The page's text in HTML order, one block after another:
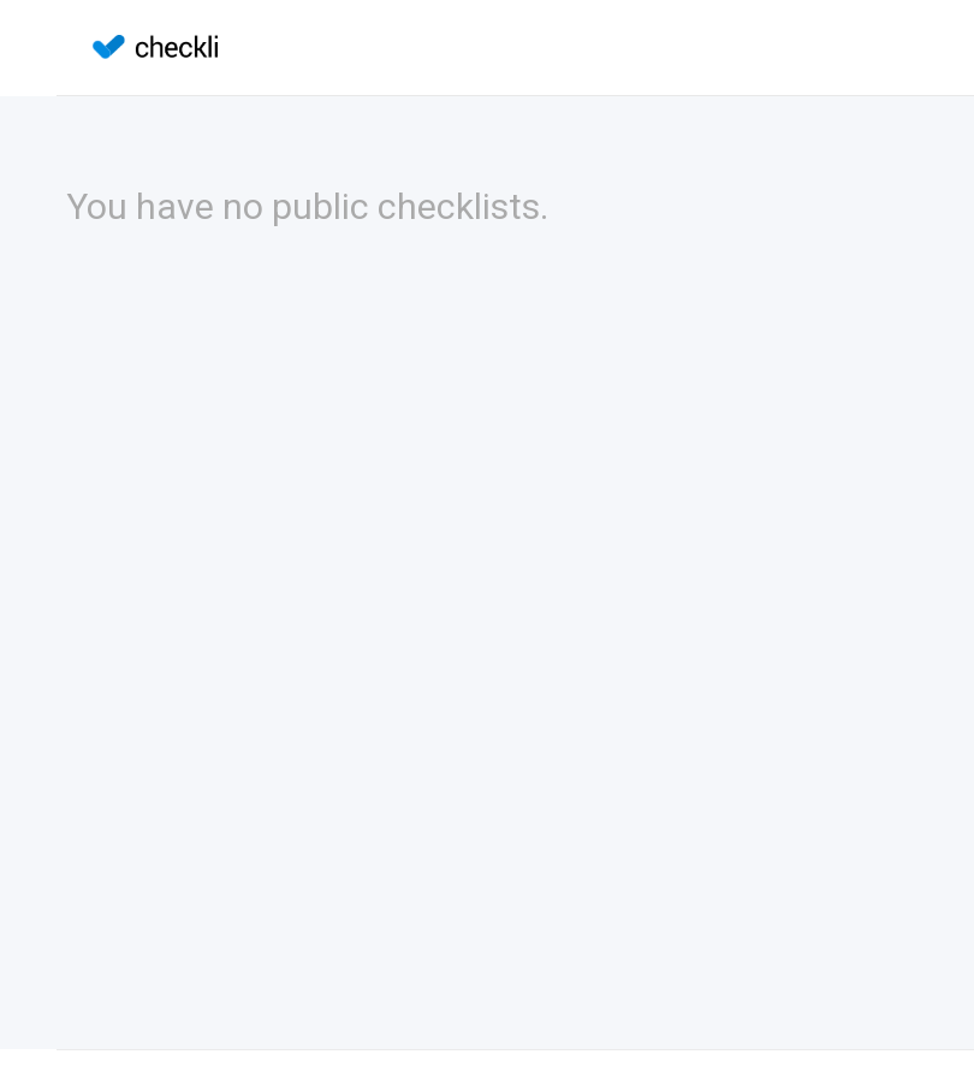
You have no public checklists.